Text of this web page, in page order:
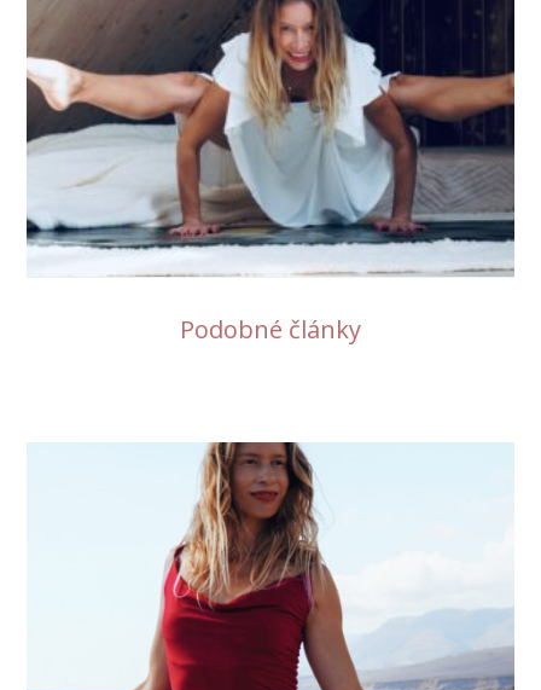
Podobné články